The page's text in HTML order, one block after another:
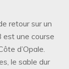
retour sur un
une course
d’Opale.
le sable dur